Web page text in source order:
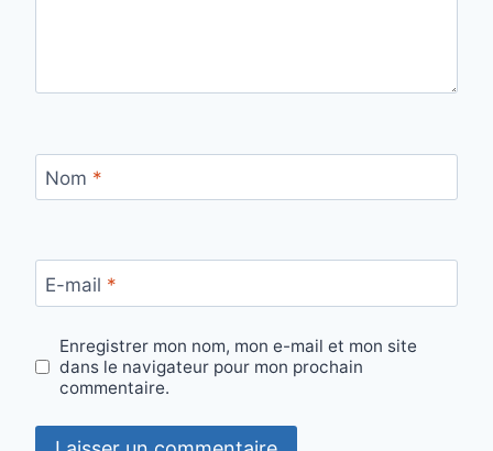
Nom *
E-mail *
Enregistrer mon nom, mon e-mail et mon site
dans le navigateur pour mon prochain
commentaire.